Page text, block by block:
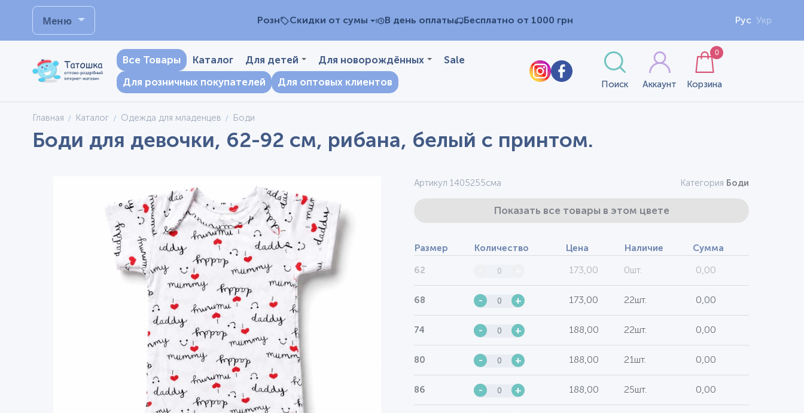
Меню Розн Скидки от сумы В день оплаты Бесплатно от 1000 грн Рус Укр
Все Товары Каталог Для детей Для новорождённых
Sale
Для розничных покупателей
Для оптовых клиентов Поиск Аккаунт Корзина
0
Главная Каталог Одежда для младенцев Боди
Боди для девочки, 62-92 см, рибана, белый с принтом.
Артикул 1405255сма Категория Боди
Показать все товары в этом цвете
Размер Количество Цена Наличие Сумма
62 173,00 0шт. 0,00
68 - + 173,00 22шт. 0,00
74 - + 188,00 22шт. 0,00
80 - + 188,00 21шт. 0,00
86 - + 188,00 25шт. 0,00